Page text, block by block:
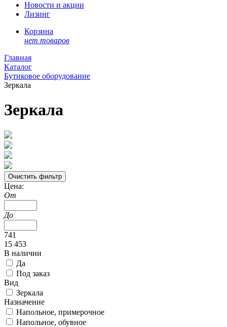
Новости и акции
Лизинг
Корзина
нет товаров
Главная
Каталог
Бутиковое оборудование
Зеркала
Зеркала
Цена:
От
До
741
15 453
В наличии
Да
Под заказ
Вид
Зеркала
Назначение
Напольное, примерочное
Напольное, обувное